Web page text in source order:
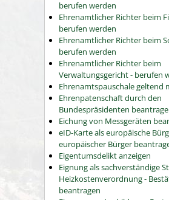
berufen werden
Ehrenamtlicher Richter beim
berufen werden
Ehrenamtlicher Richter beim
berufen werden
Ehrenamtlicher Richter beim
Verwaltungsgericht - berufen
Ehrenamtspauschale geltend
Ehrenpatenschaft durch den
Bundespräsidenten
Eichung von Messgeräten
eID-Karte als europäische
europäischer Bürger
Eigentumsdelikt anzeigen
Eignung als sachverständige
Heizkostenverordnung -
beantragen